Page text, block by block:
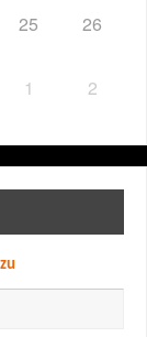
25 26
1 2